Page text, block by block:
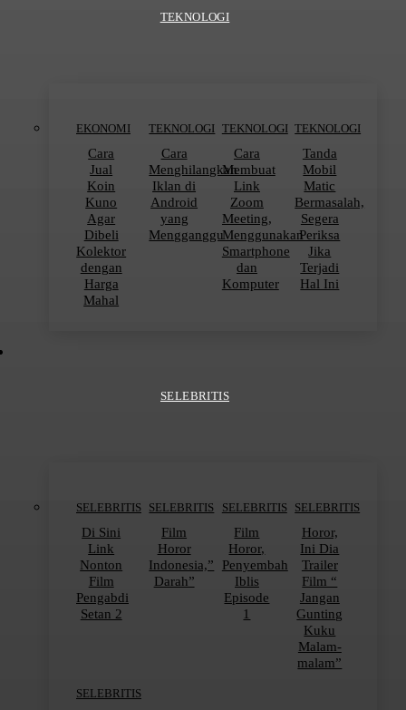
TEKNOLOGI
EKONOMI
Cara
Jual
Koin
Kuno
Agar
Dibeli
Kolektor
dengan
Harga
Mahal
TEKNOLOGI
Cara
Menghilangkan
Iklan di
Android
yang
Mengganggu
TEKNOLOGI
Cara
Membuat
Link
Zoom
Meeting,
Menggunakan
Smartphone
dan
Komputer
TEKNOLOGI
Tanda
Mobil
Matic
Bermasalah,
Segera
Periksa
Jika
Terjadi
Hal Ini
SELEBRITIS
SELEBRITIS
Di Sini
Link
Nonton
Film
Pengabdi
Setan 2
SELEBRITIS
Film
Horor
Indonesia,”
Darah”
SELEBRITIS
Film
Horor,
Penyembah
Iblis
Episode
1
SELEBRITIS
Horor,
Ini Dia
Trailer
Film “
Jangan
Gunting
Kuku
Malam-
malam”
SELEBRITIS